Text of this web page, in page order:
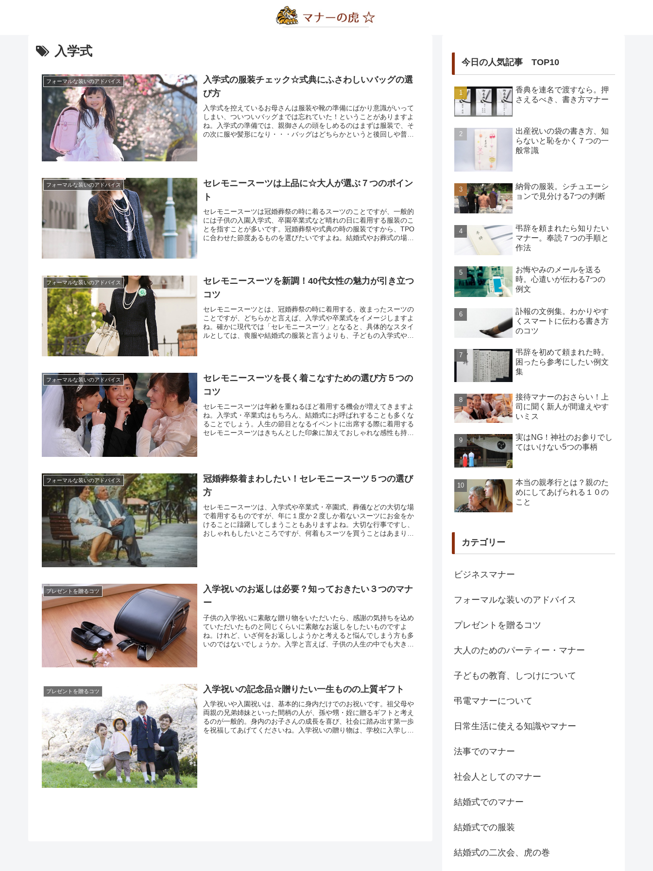
入学式
フォーマルな装いのアドバイス
入学式の服装チェック☆式典にふさわしいバッグの選
び方
入学式を控えているお母さんは服装や靴の準備にばかり意識がいって
しまい、ついついバッグまでは忘れていた！ということがありますよ
ね。入学式の準備では、親御さんの頭をしめるのはまずは服装で、そ
の次に服や髪形になり・・・バッグはどちらかというと後回しや普段
フォーマルな装いのアドバイス
セレモニースーツは上品に☆大人が選ぶ７つのポイン
ト
セレモニースーツは冠婚葬祭の時に着るスーツのことですが、一般的
には子供の入園入学式、卒園卒業式など晴れの日に着用する服装のこ
とを指すことが多いです。冠婚葬祭や式典の時の服装ですから、TPO
に合わせた節度あるものを選びたいですよね。結婚式やお葬式の場合
フォーマルな装いのアドバイス
セレモニースーツを新調！40代女性の魅力が引き立つ
コツ
セレモニースーツとは、冠婚葬祭の時に着用する、改まったスーツの
ことですが、どちらかと言えば、入学式や卒業式をイメージしますよ
ね。確かに現代では「セレモニースーツ」となると、具体的なスタイ
ルとしては、喪服や結婚式の服装と言うよりも、子どもの入学式や卒
フォーマルな装いのアドバイス
セレモニースーツを長く着こなすための選び方５つの
コツ
セレモニースーツは年齢を重ねるほど着用する機会が増えてきますよ
ね。入学式・卒業式はもちろん、結婚式にお呼ばれすることも多くな
ることでしょう。人生の節目となるイベントに出席する際に着用する
セレモニースーツはきちんとした印象に加えておしゃれな感性も持ち
フォーマルな装いのアドバイス
冠婚葬祭着まわしたい！セレモニースーツ５つの選び
方
セレモニースーツは、入学式や卒業式・卒園式、葬儀などの大切な場
で着用するものですが、年に１度か２度しか着ないスーツにお金をか
けることに躊躇してしまうこともありますよね。大切な行事ですし、
おしゃれもしたいところですが、何着もスーツを買うことはあまり現
プレゼントを贈るコツ
入学祝いのお返しは必要？知っておきたい３つのマナ
ー
子供の入学祝いに素敵な贈り物をいただいたら、感謝の気持ちを込め
ていただいたものと同じくらいに素敵なお返しをしたいものですよ
ね。けれど、いざ何をお返ししようかと考えると悩んでしまう方も多
いのではないでしょうか。入学と言えば、子供の人生の中でも大きな
プレゼントを贈るコツ 入学祝いの記念品☆贈りたい一生ものの上質ギフト
入学祝いや入園祝いは、基本的に身内だけでのお祝いです。祖父母や
両親の兄弟姉妹といった間柄の人が、孫や甥・姪に贈るギフトと考え
るのが一般的。身内のお子さんの成長を喜び、社会に踏み出す第一歩
を祝福してあげてくださいね。入学祝いの贈り物は、学校に入学して
今日の人気記事 TOP10
香典を連名で渡すなら。押
さえるべき、書き方マナー
出産祝いの袋の書き方、知
らないと恥をかく７つの一
般常識
納骨の服装。シチュエーシ
ョンで見分ける7つの判断
弔辞を頼まれたら知りたい
マナー。奉読７つの手順と
作法
お悔やみのメールを送る
時。心遣いが伝わる7つの
例文
訃報の文例集。わかりやす
くスマートに伝わる書き方
のコツ
弔辞を初めて頼まれた時。
困ったら参考にしたい例文
集
接待マナーのおさらい！上
司に聞く新人が間違えやす
いミス
実はNG！神社のお参りでし
てはいけない5つの事柄
本当の親孝行とは？親のた
めにしてあげられる１０の
こと
カテゴリー
ビジネスマナー
フォーマルな装いのアドバイス
プレゼントを贈るコツ
大人のためのパーティー・マナー
子どもの教育、しつけについて
弔電マナーについて
日常生活に使える知識やマナー
法事でのマナー
社会人としてのマナー
結婚式でのマナー
結婚式での服装
結婚式の二次会、虎の巻